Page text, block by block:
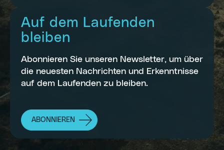
Auf dem Laufenden
bleiben
Abonnieren Sie unseren Newsletter, um über
die neuesten Nachrichten und Erkenntnisse
auf dem Laufenden zu bleiben.
ABONNIEREN